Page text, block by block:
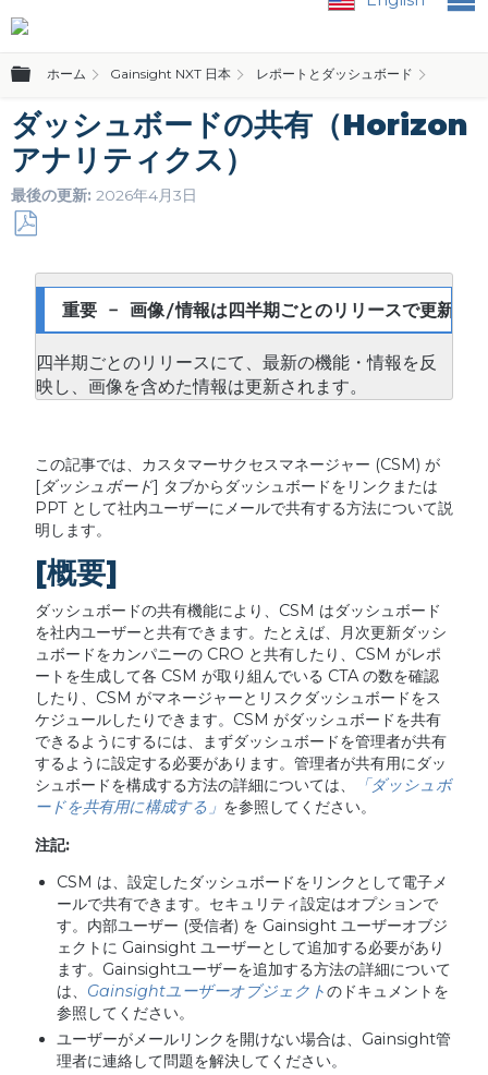
グローバル階層を展開/折りたたむ
ホーム Gainsight NXT 日本 レポートとダッシュボード
ダッシュボードの共有（Horizon
アナリティクス）
最後の更新 2026年4月3日
重要 - 画像/情報は四半期ごとのリリースで更新さ
四半期ごとのリリースにて、最新の機能・情報を反
映し、画像を含めた情報は更新されます。
この記事では、カスタマーサクセスマネージャー (CSM) が
[ダッシュボード] タブからダッシュボードをリンクまたは
PPT として社内ユーザーにメールで共有する方法について説
明します。
[概要]
ダッシュボードの共有機能により、CSM はダッシュボード
を社内ユーザーと共有できます。たとえば、月次更新ダッシ
ュボードをカンパニーの CRO と共有したり、CSM がレポ
ートを生成して各 CSM が取り組んでいる CTA の数を確認
したり、CSM がマネージャーとリスクダッシュボードをス
ケジュールしたりできます。CSM がダッシュボードを共有
できるようにするには、まずダッシュボードを管理者が共有
するように設定する必要があります。管理者が共有用にダッ
シュボードを構成する方法の詳細については、
「ダッシュボ
ードを共有用に構成する」 を参照してください。
注記:
CSM は、設定したダッシュボードをリンクとして電子メ
ールで共有できます。セキュリティ設定はオプションで
す。内部ユーザー (受信者) を Gainsight ユーザーオブジ
ェクトに Gainsight ユーザーとして追加する必要があり
ます。Gainsightユーザーを追加する方法の詳細について
は、 Gainsightユーザーオブジェクトのドキュメントを
参照してください。
ユーザーがメールリンクを開けない場合は、Gainsight管
理者に連絡して問題を解決してください。